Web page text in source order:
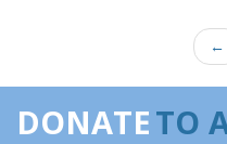
←
DONATETO